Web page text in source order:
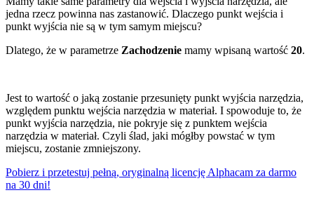
jedna rzecz powinna nas zastanowić. Dlaczego punkt wejścia i
punkt wyjścia nie są w tym samym miejscu?
Dlatego, że w parametrze Zachodzenie mamy wpisaną wartość 20.
Jest to wartość o jaką zostanie przesunięty punkt wyjścia narzędzia,
względem punktu wejścia narzędzia w materiał. I spowoduje to, że
punkt wyjścia narzędzia, nie pokryje się z punktem wejścia
narzędzia w materiał. Czyli ślad, jaki mógłby powstać w tym
miejscu, zostanie zmniejszony.
Pobierz i przetestuj pełną, oryginalną licencję Alphacam za darmo
na 30 dni!